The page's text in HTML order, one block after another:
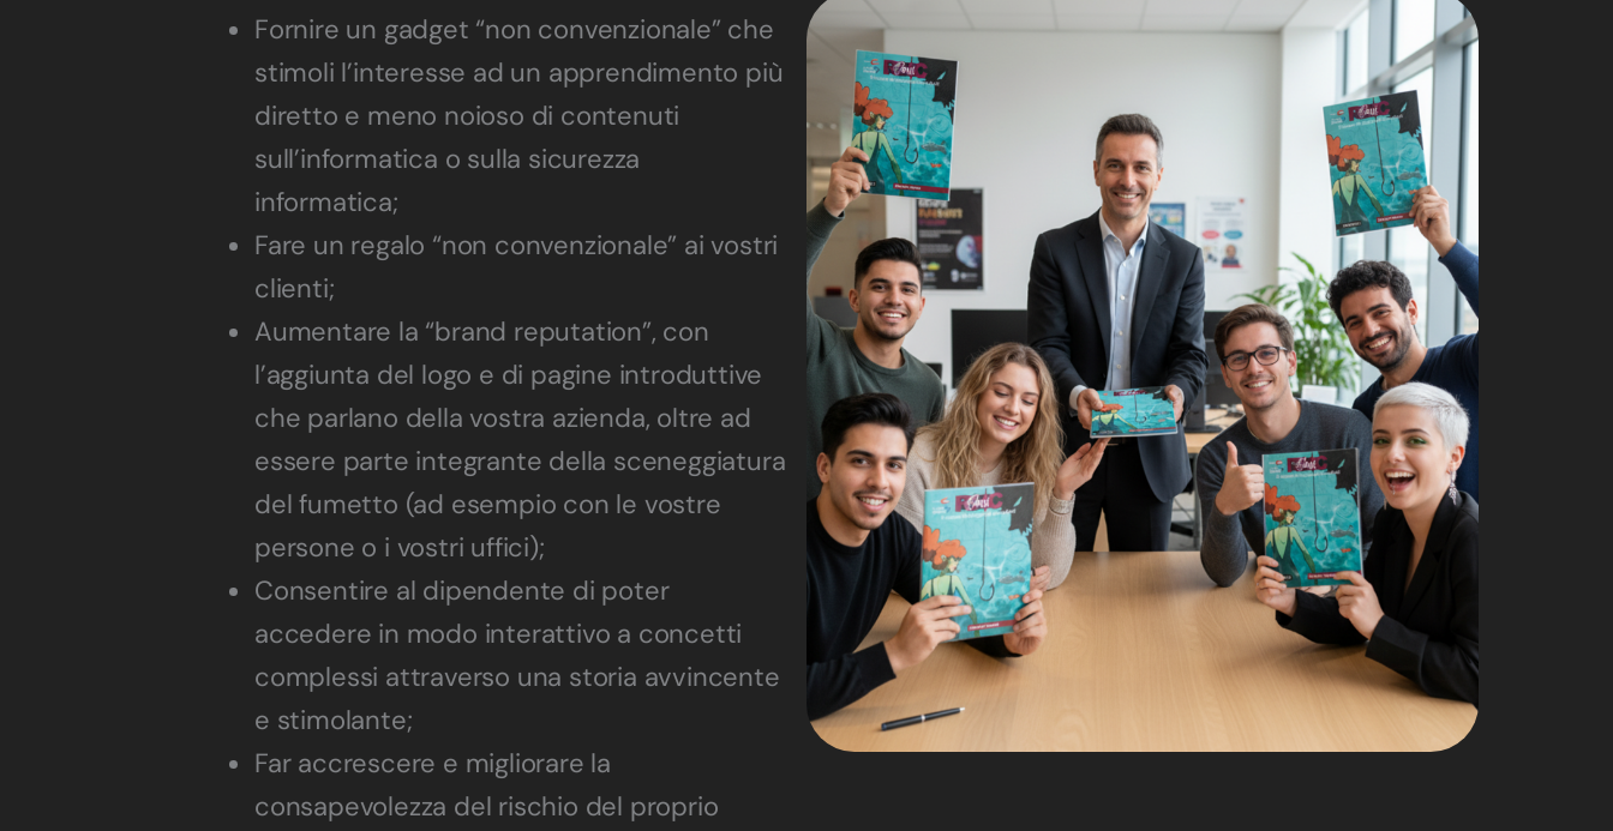
Fornire un gadget “non convenzionale” che
stimoli l’interesse ad un apprendimento più
diretto e meno noioso di contenuti
sull’informatica o sulla sicurezza
informatica;
Fare un regalo “non convenzionale” ai vostri
clienti;
Aumentare la “brand reputation”, con
l’aggiunta del logo e di pagine introduttive
che parlano della vostra azienda, oltre ad
essere parte integrante della sceneggiatura
del fumetto (ad esempio con le vostre
persone o i vostri uffici);
Consentire al dipendente di poter
accedere in modo interattivo a concetti
complessi attraverso una storia avvincente
e stimolante;
Far accrescere e migliorare la
consapevolezza del rischio del proprio